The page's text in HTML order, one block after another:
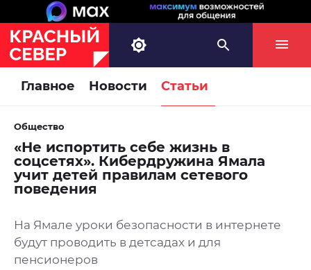
Главное Новости Статьи
Общество
«Не испортить себе жизнь в
соцсетях». Кибердружина Ямала
учит детей правилам сетевого
поведения
На Ямале уроки безопасности в интернете
будут проводить в детсадах и для
пенсионеров